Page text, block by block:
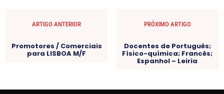
ARTIGO ANTERIOR
Promotores / Comerciais
para LISBOA M/F
PRÓXIMO ARTIGO
Docentes de Português;
Físico-química; Francês;
Espanhol – Leiria